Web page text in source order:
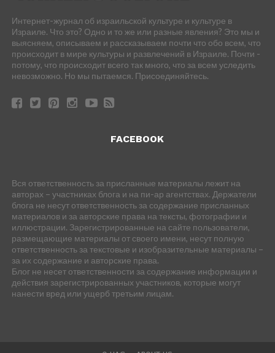
Интернет-журнал об израильской культуре и культуре в
Израиле. Что это? Одно и то же или разные явления? Это мы и
выясняем, описываем и рассказываем почти что обо всем, что
происходит в мире культуры и развлечений в Израиле. Почти -
потому, что происходит всего так много, что за всем уследить
невозможно. Но мы пытаемся. Присоединяйтесь.
FACEBOOK
Вся ответственность за присланные материалы лежит на
авторах – участниках блога и на пи-ар агентствах. Держатели
блога не несут ответственность за содержание присланных
материалов и за авторские права на тексты, фотографии и
иллюстрации. Зарегистрированные на сайте пользователи,
размещающие материалы от своего имени, несут полную
ответственность за текстовые и изобразительные материалы –
за их содержание и авторские права.
Блог не несет ответственности за содержание информации и
действия зарегистрированных участников, которые могут
нанести вред или ущерб третьим лицам.